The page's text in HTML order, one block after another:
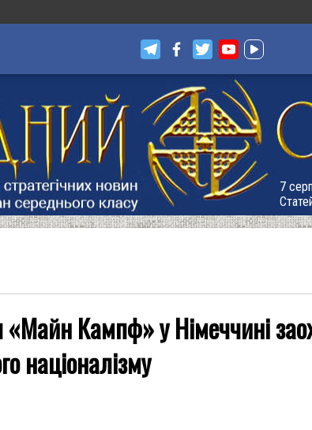
7
Кампф» у Німеччині
націоналізму